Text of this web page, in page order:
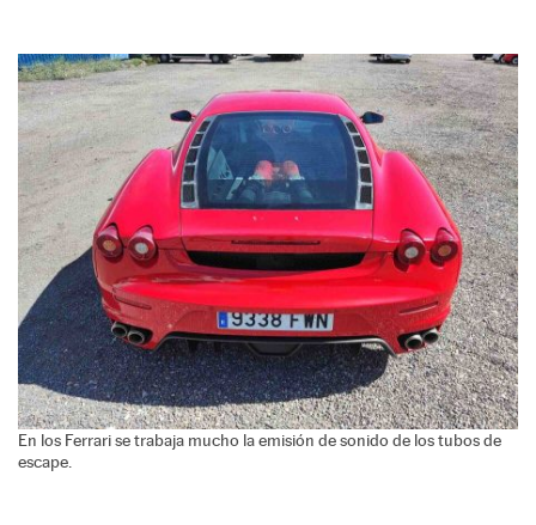
En los Ferrari se trabaja mucho la emisión de sonido de los tubos de
escape.